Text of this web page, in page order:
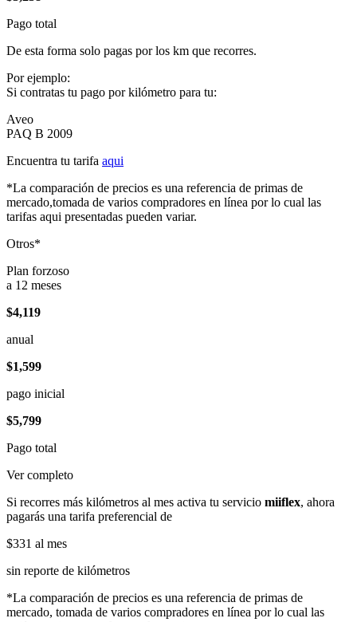
Pago total
De esta forma solo pagas por los km que recorres.
Por ejemplo:
Si contratas tu pago por kilómetro para tu:
Aveo
PAQ B 2009
Encuentra tu tarifa aqui
*La comparación de precios es una referencia de primas de
mercado,tomada de varios compradores en línea por lo cual las
tarifas aqui presentadas pueden variar.
Otros*
Plan forzoso
a 12 meses
$4,119
anual
$1,599
pago inicial
$5,799
Pago total
Ver completo
Si recorres más kilómetros al mes activa tu servicio miiflex, ahora
pagarás una tarifa preferencial de
$331 al mes
sin reporte de kilómetros
*La comparación de precios es una referencia de primas de
mercado, tomada de varios compradores en línea por lo cual las